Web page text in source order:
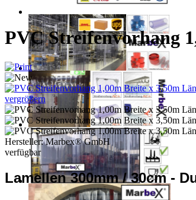
PVC Streifenvorhang
vergrößern
Hersteller:Marbex® GmbH
verfügbar
Lamellen 300mm / 30cm -